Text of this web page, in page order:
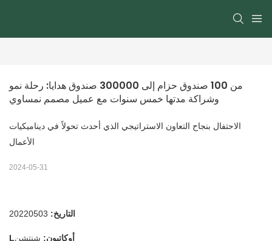
من 100 صندوق حزام إلى 300000 صندوق هدايا: رحلة نمو
وشراكة مدتها خمس سنوات مع عميل مصمم نمساوي
الاحتفال بنجاح التعاون الاستراتيجي الذي أحدث تحولاً في ديناميكيات
الأعمال
2024-05-31
التاريخ: 20220503
Lأوكاتيون: شنتشن